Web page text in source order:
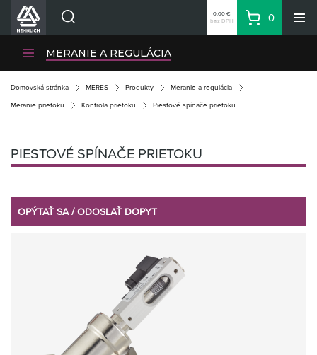
Divízie HENNLICH
Kariéra
Kontakty
Prihlásenie
0,00 €
bez DPH
Košík
0
MERANIE A REGULÁCIA
Domovská stránka MERES Produkty Meranie a regulácia
Meranie prietoku Kontrola prietoku Piestové spínače prietoku
PIESTOVÉ SPÍNAČE PRIETOKU
OPÝTAŤ SA / ODOSLAŤ DOPYT